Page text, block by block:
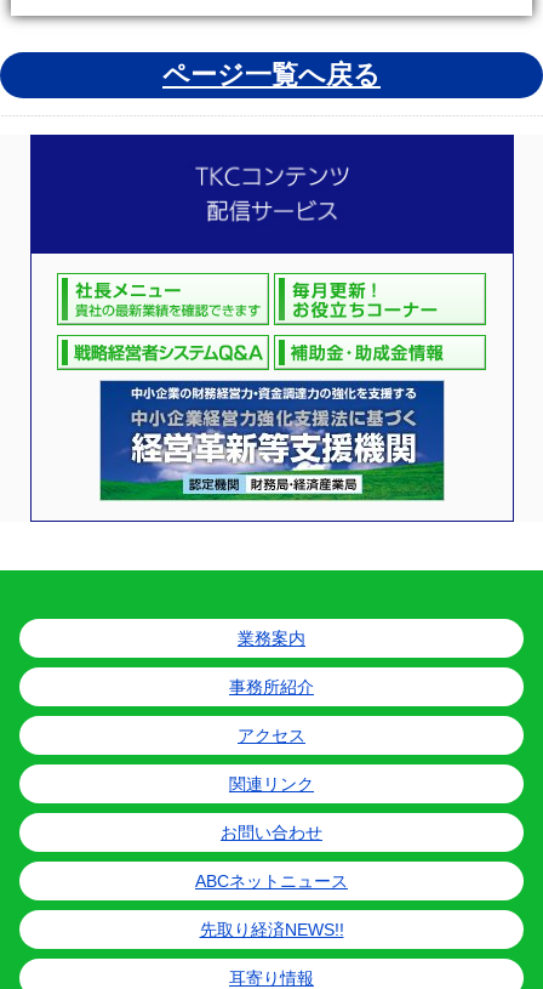
ページ一覧へ戻る
業務案内
事務所紹介
アクセス
関連リンク
お問い合わせ
ABCネットニュース
先取り経済NEWS!!
耳寄り情報